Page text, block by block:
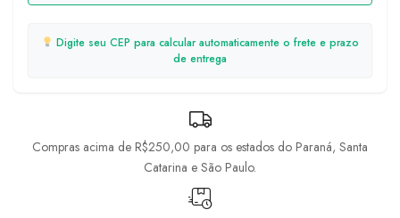
Digite seu CEP para calcular automaticamente o frete e prazo
de entrega
Compras acima de R$250,00 para os estados do Paraná, Santa
Catarina e São Paulo.